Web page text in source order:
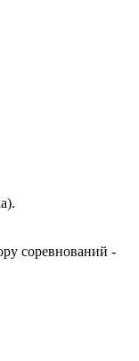
соревнований -